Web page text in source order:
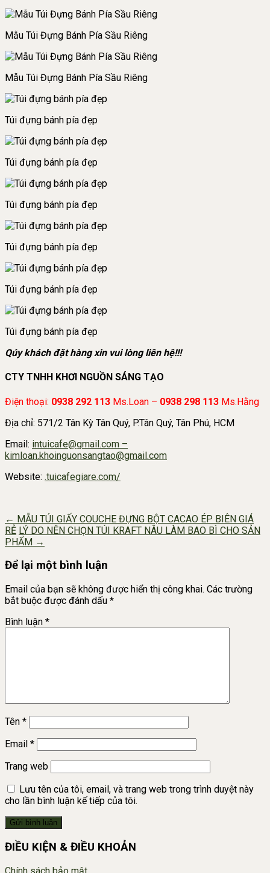
Mẫu Túi Đựng Bánh Pía Sầu Riêng
Mẫu Túi Đựng Bánh Pía Sầu Riêng
Túi đựng bánh pía đẹp
Túi đựng bánh pía đẹp
Túi đựng bánh pía đẹp
Túi đựng bánh pía đẹp
Túi đựng bánh pía đẹp
Túi đựng bánh pía đẹp
Qúy khách đặt hàng xin vui lòng liên hệ!!!
CTY TNHH KHƠI NGUỒN SÁNG TẠO
Điện thoại: 0938 292 113 Ms.Loan – 0938 298 113 Ms.Hằng
Địa chỉ: 571/2 Tân Kỳ Tân Quý, P.Tân Quý, Tân Phú, HCM
Email: intuicafe@gmail.com –
kimloan.khoinguonsangtao@gmail.com
Website: .tuicafegiare.com/
Post
navigation
← MẪU TÚI GIẤY COUCHE ĐỰNG BỘT CACAO ÉP BIÊN GIÁ
RẺ LÝ DO NÊN CHỌN TÚI KRAFT NÂU LÀM BAO BÌ CHO SẢN
PHẨM →
Để lại một bình luận
Email của bạn sẽ không được hiển thị công khai. Các trường
bắt buộc được đánh dấu *
Bình luận *
Tên *
Email *
Trang web
Lưu tên của tôi, email, và trang web trong trình duyệt này
cho lần bình luận kế tiếp của tôi.
ĐIỀU KIỆN & ĐIỀU KHOẢN
Chính sách bảo mật